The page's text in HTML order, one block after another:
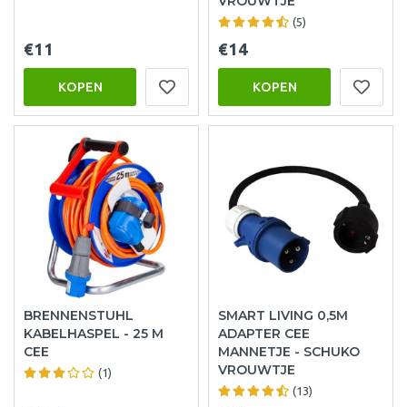
€11
KOPEN
(5)
€14
KOPEN
BRENNENSTUHL
KABELHASPEL - 25 M
CEE
(1)
SMART LIVING 0,5M
ADAPTER CEE
MANNETJE - SCHUKO
VROUWTJE
(13)